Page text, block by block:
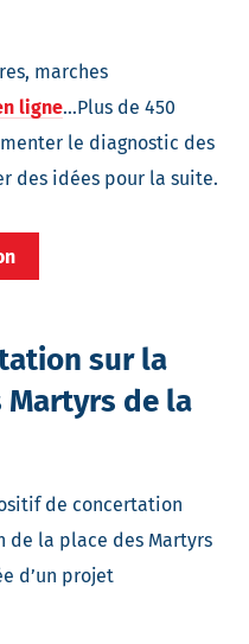
marches
ligne…Plus de 450
le diagnostic des
des idées pour la suite.
sur la
Martyrs de la
de concertation
de la place des Martyrs
d’un projet